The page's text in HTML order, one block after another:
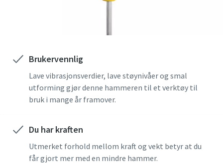
Brukervennlig
Lave vibrasjonsverdier, lave støynivåer og smal
utforming gjør denne hammeren til et verktøy til
bruk i mange år framover.
Du har kraften
Utmerket forhold mellom kraft og vekt betyr at du
får gjort mer med en mindre hammer.